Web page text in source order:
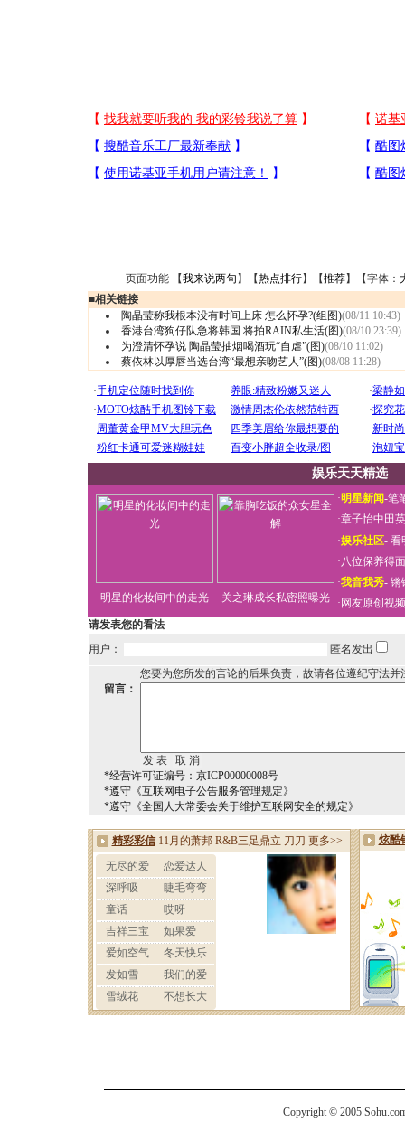
页面功能 【我来说两句 】【热点排行】【推荐】【字体：
■相关链接
陶晶莹称我根本没有时间上床 怎么怀孕?(组图)(08/11 10:43)
香港台湾狗仔队急将韩国 将拍RAIN私生活(图)(08/10 23:39)
为澄清怀孕说 陶晶莹抽烟喝酒玩“自虐”(图)(08/10 11:02)
蔡依林以厚唇当选台湾“最想亲吻艺人”(图)(08/08 11:28)
娱乐天天精选
明星的化妆间中的走光 关之琳成长私密照曝光
·明星新闻-笔
·章子怡中田
·娱乐社区- 看
·八位保养得
·我音我秀- 锵
· 网友原创视
请发表您的看法
用户：
匿名发出
您要为您所发的言论的后果负责，故请各位遵纪守法并
留言：
*经营许可证编号：京ICP00000008号
*遵守《互联网电子公告服务管理规定》
*遵守《全国人大常委会关于维护互联网安全的规定》
Copyright © 2005